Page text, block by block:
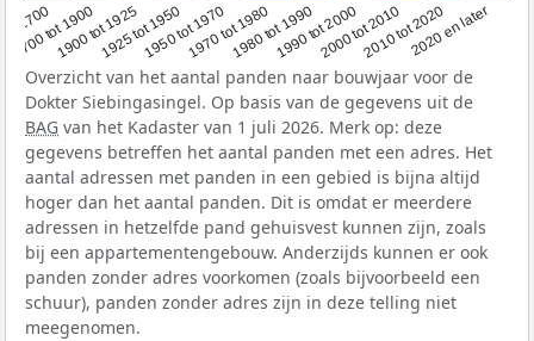
1700
1700 tot 1900
1900 tot 19251925 tot 19501950 tot 19701970 tot 19801980 tot 19901990 tot 20002000 tot 20102010 tot 20202020 en later
Overzicht van het aantal panden naar bouwjaar voor de
Dokter Siebingasingel. Op basis van de gegevens uit de
BAG van het Kadaster van 1 juli 2026. Merk op: deze
gegevens betreffen het aantal panden met een adres. Het
aantal adressen met panden in een gebied is bijna altijd
hoger dan het aantal panden. Dit is omdat er meerdere
adressen in hetzelfde pand gehuisvest kunnen zijn, zoals
bij een appartementengebouw. Anderzijds kunnen er ook
panden zonder adres voorkomen (zoals bijvoorbeeld een
schuur), panden zonder adres zijn in deze telling niet
meegenomen.